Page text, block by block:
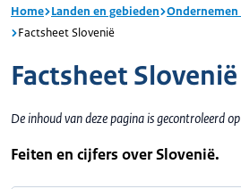
Home Landen en gebieden
Factsheet Slovenië
Factsheet Slovenië
De inhoud van deze pagina is gecontroleerd
Feiten en cijfers over Slovenië.